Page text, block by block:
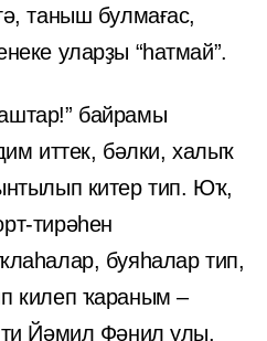
таныш булмағас,
уларҙы “һатмай”.
байрамы
иттек, бәлки, халыҡ
китер тип. Юҡ,
тирәһен
буяһалар тип,
килеп ҡараным –
Йәмил Фәнил улы.